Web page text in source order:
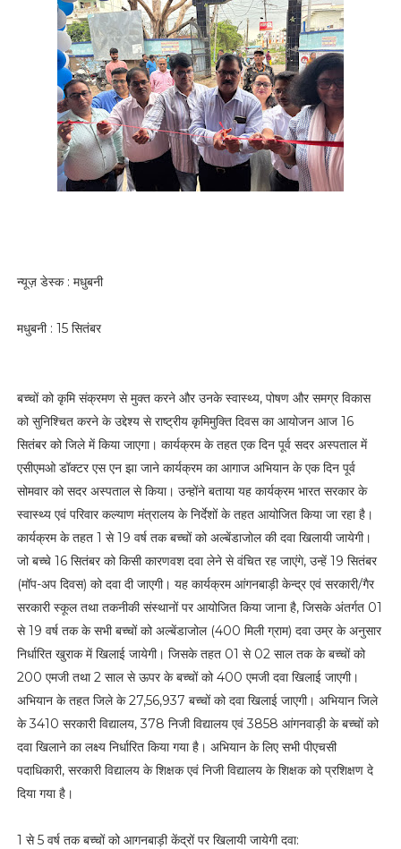
न्यूज़ डेस्क : मधुबनी
मधुबनी : 15 सितंबर
बच्चों को कृमि संक्रमण से मुक्त करने और उनके स्वास्थ्य, पोषण और समग्र विकास
को सुनिश्चित करने के उद्देश्य से राष्ट्रीय कृमिमुक्ति दिवस का आयोजन आज 16
सितंबर को जिले में किया जाएगा। कार्यक्रम के तहत एक दिन पूर्व सदर अस्पताल में
एसीएमओ डॉक्टर एस एन झा जाने कार्यक्रम का आगाज अभियान के एक दिन पूर्व
सोमवार को सदर अस्पताल से किया। उन्होंने बताया यह कार्यक्रम भारत सरकार के
स्वास्थ्य एवं परिवार कल्याण मंत्रालय के निर्देशों के तहत आयोजित किया जा रहा है।
कार्यक्रम के तहत 1 से 19 वर्ष तक बच्चों को अल्बेंडाजोल की दवा खिलायी जायेगी।
जो बच्चे 16 सितंबर को किसी कारणवश दवा लेने से वंचित रह जाएंगे, उन्हें 19 सितंबर
(मॉप-अप दिवस) को दवा दी जाएगी। यह कार्यक्रम आंगनबाड़ी केन्द्र एवं सरकारी/गैर
सरकारी स्कूल तथा तकनीकी संस्थानों पर आयोजित किया जाना है, जिसके अंतर्गत 01
से 19 वर्ष तक के सभी बच्चों को अल्बेंडाजोल (400 मिली ग्राम) दवा उम्र के अनुसार
निर्धारित खुराक में खिलाई जायेगी। जिसके तहत 01 से 02 साल तक के बच्चों को
200 एमजी तथा 2 साल से ऊपर के बच्चों को 400 एमजी दवा खिलाई जाएगी।
अभियान के तहत जिले के 27,56,937 बच्चों को दवा खिलाई जाएगी। अभियान जिले
के 3410 सरकारी विद्यालय, 378 निजी विद्यालय एवं 3858 आंगनवाड़ी के बच्चों को
दवा खिलाने का लक्ष्य निर्धारित किया गया है। अभियान के लिए सभी पीएचसी
पदाधिकारी, सरकारी विद्यालय के शिक्षक एवं निजी विद्यालय के शिक्षक को प्रशिक्षण दे
दिया गया है।
1 से 5 वर्ष तक बच्चों को आगनबाड़ी केंद्रों पर खिलायी जायेगी दवा: